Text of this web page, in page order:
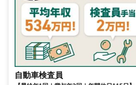
自動車検査員